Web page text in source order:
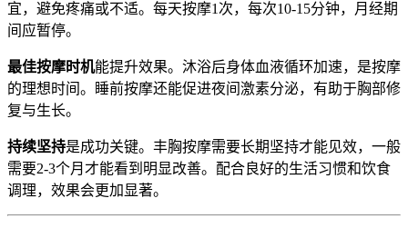
宜，避免疼痛或不适。每天按摩1次，每次10-15分钟，月经期
间应暂停。
最佳按摩时机能提升效果。沐浴后身体血液循环加速，是按摩
的理想时间。睡前按摩还能促进夜间激素分泌，有助于胸部修
复与生长。
持续坚持是成功关键。丰胸按摩需要长期坚持才能见效，一般
需要2-3个月才能看到明显改善。配合良好的生活习惯和饮食
调理，效果会更加显著。